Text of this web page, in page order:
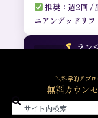
推奨：週2回 /
ニアンデッドリフ
TOP 3
ラン
部への
骨への効果： 片
することで、大
重がスクワット
＼科学的アプ
無料カウン